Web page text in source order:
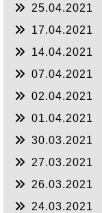
25.04.2021
17.04.2021
14.04.2021
07.04.2021
02.04.2021
01.04.2021
30.03.2021
27.03.2021
26.03.2021
24.03.2021